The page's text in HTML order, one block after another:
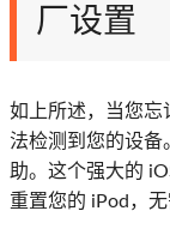
厂设置
如上所述，当您忘
法检测到您的设备
助。这个强大的
重置您的 iPod，无